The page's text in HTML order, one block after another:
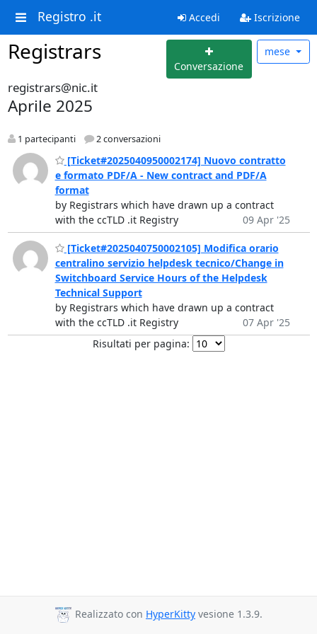
Registro .it Accedi Iscrizione
Registrars
Conversazione
mese
registrars@nic.it
Aprile 2025
1 partecipanti 2 conversazioni
[Ticket#2025040950002174] Nuovo contratto
e formato PDF/A - New contract and PDF/A
format
by Registrars which have drawn up a contract
with the ccTLD .it Registry
09 Apr '25
[Ticket#2025040750002105] Modifica orario
centralino servizio helpdesk tecnico/Change in
Switchboard Service Hours of the Helpdesk
Technical Support
by Registrars which have drawn up a contract
with the ccTLD .it Registry
07 Apr '25
Risultati per pagina:
Realizzato con HyperKitty vesione 1.3.9.